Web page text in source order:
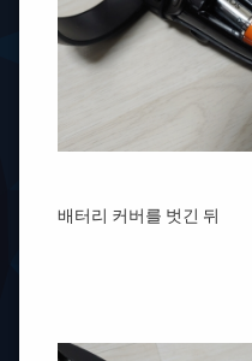
배터리 커버를 벗긴 뒤